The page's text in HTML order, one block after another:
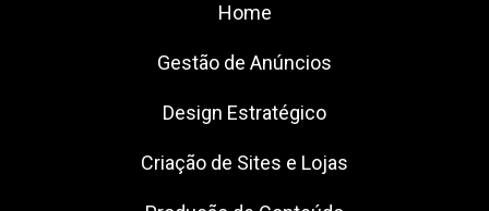
Home
Gestão de Anúncios
Design Estratégico
Criação de Sites e Lojas